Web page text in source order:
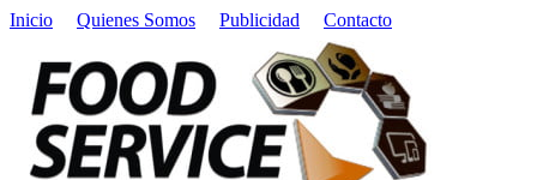
Inicio Quienes Somos Publicidad Contacto